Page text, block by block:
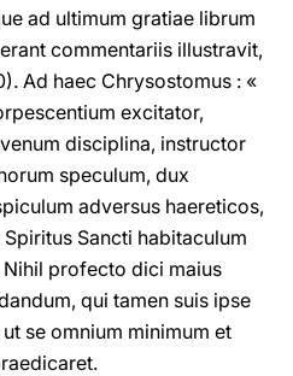
ad ultimum gratiae librum
commentariis illustravit,
Ad haec Chrysostomus : «
excitator,
disciplina, instructor
speculum, dux
adversus haereticos,
Sancti habitaculum
profecto dici maius
qui tamen suis ipse
se omnium minimum et